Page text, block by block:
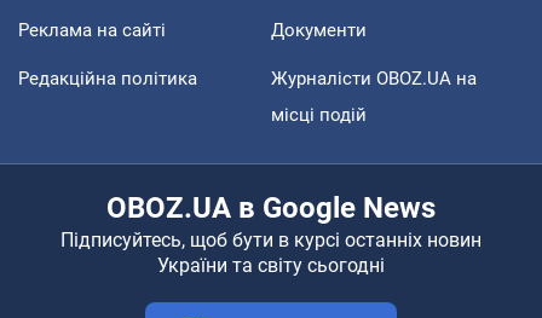
Реклама на сайті Документи
Редакційна політика
Журналісти OBOZ.UA на
місці подій
OBOZ.UA в Google News
Підписуйтесь, щоб бути в курсі останніх новин
України та світу сьогодні